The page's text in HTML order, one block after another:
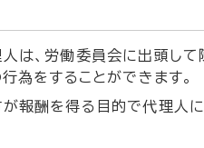
は、労働委員会に出頭して
為をすることができます。
報酬を得る目的で代理人に